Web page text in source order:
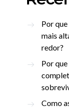
Por
mais
redor?
Por
Como